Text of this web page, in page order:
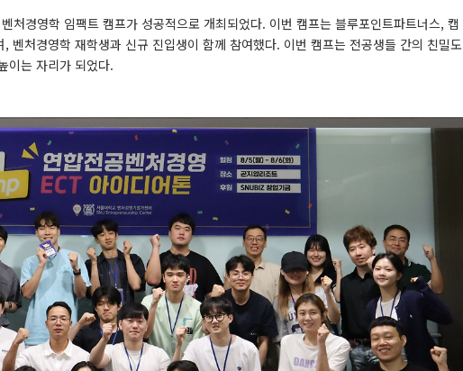
처경영학 임팩트 캠프가 성공적으로 개최되었다. 이번 캠프는 블루포인트파트너스, 캡
벤처경영학 재학생과 신규 진입생이 함께 참여했다. 이번 캠프는 전공생들 간의 친밀도
이는 자리가 되었다.